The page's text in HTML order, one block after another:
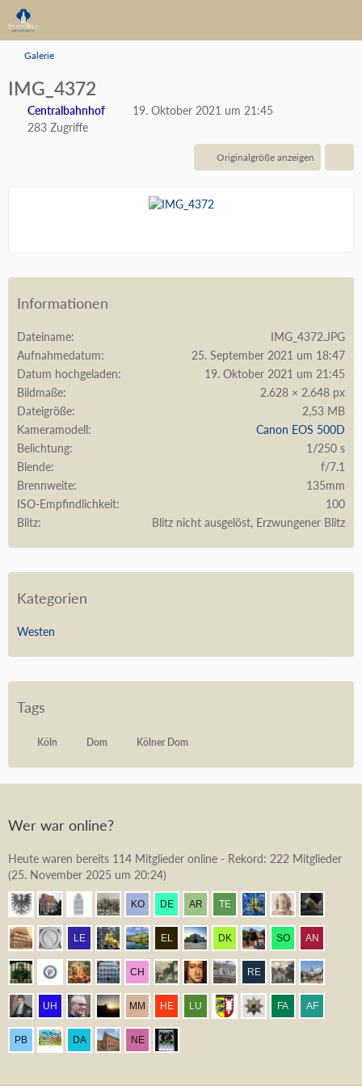
Galerie
IMG_4372
Centralbahnhof
19. Oktober 2021 um 21:45
283 Zugriffe
Originalgröße anzeigen
Informationen
Dateiname
IMG_4372.JPG
Aufnahmedatum
25. September 2021 um 18:47
Datum hochgeladen
19. Oktober 2021 um 21:45
Bildmaße
2.628 × 2.648 px
Dateigröße
2,53 MB
Kameramodell
Canon EOS 500D
Belichtung
1/250 s
Blende
f/7.1
Brennweite
135mm
ISO-Empfindlichkeit
100
Blitz
Blitz nicht ausgelöst, Erzwungener Blitz
Kategorien
Westen
Tags
Köln Dom Kölner Dom
Wer war online?
Heute waren bereits 114 Mitglieder online - Rekord: 222 Mitglieder
(25. November 2025 um 20:24)